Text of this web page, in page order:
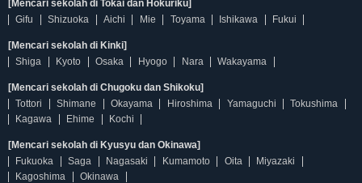
[Mencari sekolah di Tokai dan Hokuriku]
Gifu
Shizuoka Aichi Mie Toyama Ishikawa Fukui
[Mencari sekolah di Kinki]
Shiga
Kyoto Osaka Hyogo Nara Wakayama
[Mencari sekolah di Chugoku dan Shikoku]
Tottori
Shimane Okayama Hiroshima Yamaguchi
Tokushima
Kagawa
Ehime Kochi
[Mencari sekolah di Kyusyu dan Okinawa]
Fukuoka
Saga Nagasaki Kumamoto Oita
Miyazaki
Kagoshima
Okinawa